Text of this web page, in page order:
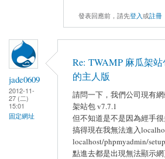
發表回應前，請先登入或註冊
jade0609
2012-11-
27 (二)
15:01
固定網址
Re: TWAMP 麻瓜架站
的主人版
請問一下，我們公司現有
架站包 v7.7.1
但不知道是不是因為經手很
搞得現在我無法進入
localhost/phpmyadmin/setup
點進去都是出現無法顯示